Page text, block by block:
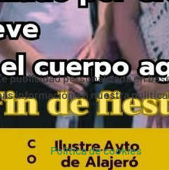
personalizada en
información en nuestra
Política de cookies